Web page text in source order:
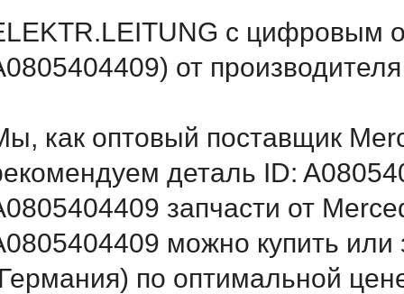
с цифровым
от
как оптовый поставщик
деталь ID:
запчасти от
можно купить или
по оптимальной